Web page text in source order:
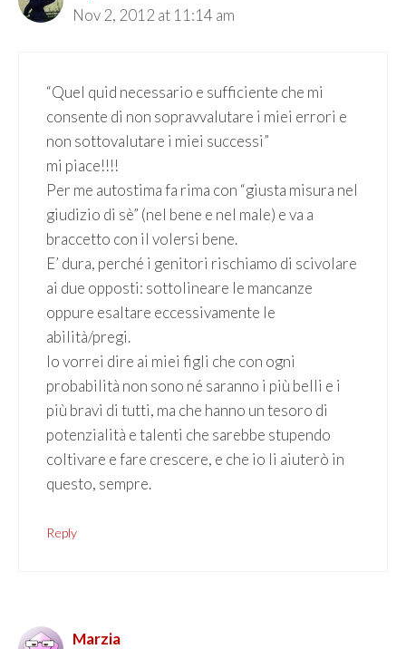
Nov 2, 2012 at 11:14 am
“Quel quid necessario e sufficiente che mi
consente di non sopravvalutare i miei errori e
non sottovalutare i miei successi”
mi piace!!!!
Per me autostima fa rima con “giusta misura nel
giudizio di sè” (nel bene e nel male) e va a
braccetto con il volersi bene.
E’ dura, perché i genitori rischiamo di scivolare
ai due opposti: sottolineare le mancanze
oppure esaltare eccessivamente le
abilità/pregi.
Io vorrei dire ai miei figli che con ogni
probabilità non sono né saranno i più belli e i
più bravi di tutti, ma che hanno un tesoro di
potenzialità e talenti che sarebbe stupendo
coltivare e fare crescere, e che io li aiuterò in
questo, sempre.
Reply
Marzia